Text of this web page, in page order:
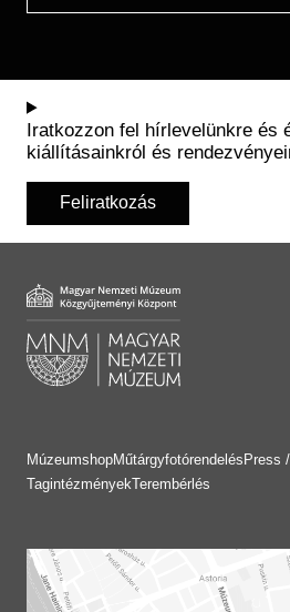
Iratkozzon fel hírlevelünkre és
kiállításainkról és
Feliratkozás
MúzeumshopMűtárgyfotórendelés Press
TagintézményekTerembérlés